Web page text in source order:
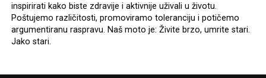
inspirirati kako biste zdravije i aktivnije uživali u životu.
Poštujemo različitosti, promoviramo toleranciju i potičemo
argumentiranu raspravu. Naš moto je: Živite brzo, umrite stari.
Jako stari.